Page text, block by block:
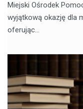
Miejski Ośrodek
wyjątkową okazję dla
oferując…